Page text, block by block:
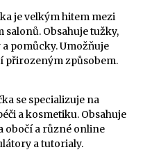
je velkým hitem mezi
Obsahuje tužky,
pomůcky. Umožňuje
přirozeným způsobem.
se specializuje na
a kosmetiku. Obsahuje
obočí a různé online
a tutorialy.